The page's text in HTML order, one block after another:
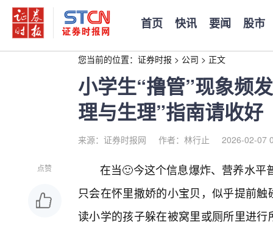
首页 快讯 要闻 股市
您当前的位置： 证券时报 > 公司 > 正文
小学生“撸管”现象频
理与生理”指南请收好
来源：证券时报网 作者：林行止 2026-02-07
点赞
在当🙂今这个信息爆炸、营养水平
只会在怀里撒娇的小宝贝，似乎提前
读小学的孩子躲在被窝里或厕所里进